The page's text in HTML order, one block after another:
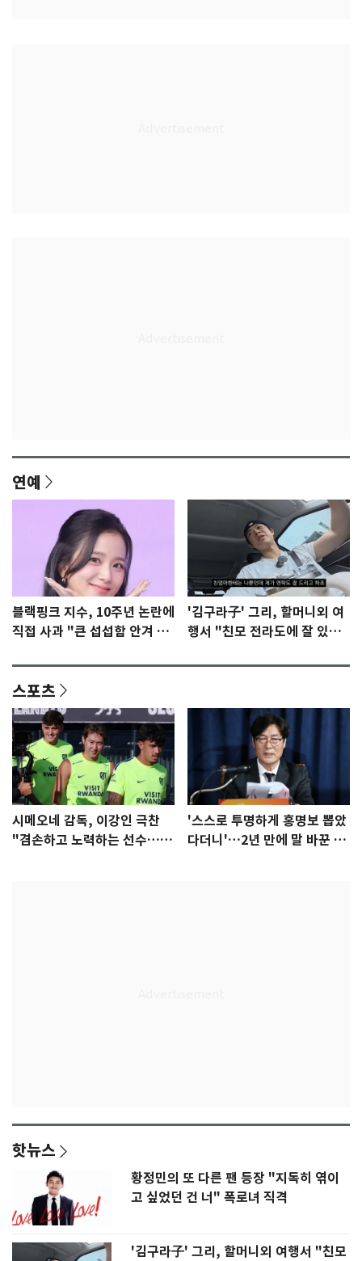
연예
블랙핑크 지수, 10주년 논란에
직접 사과 "큰 섭섭함 안겨 미
'김구라子' 그리, 할머니외 여
행서 "친모 전라도에 잘 있
스포츠
시메오네 감독, 이강인 극찬
"겸손하고 노력하는 선수…좋
'스스로 투명하게 홍명보 뽑았
다더니'…2년 만에 말 바꾼 이
핫뉴스
황정민의 또 다른 팬 등장 "지독히 엮이
고 싶었던 건 너" 폭로녀 직격
'김구라子' 그리, 할머니외 여행서 "친모